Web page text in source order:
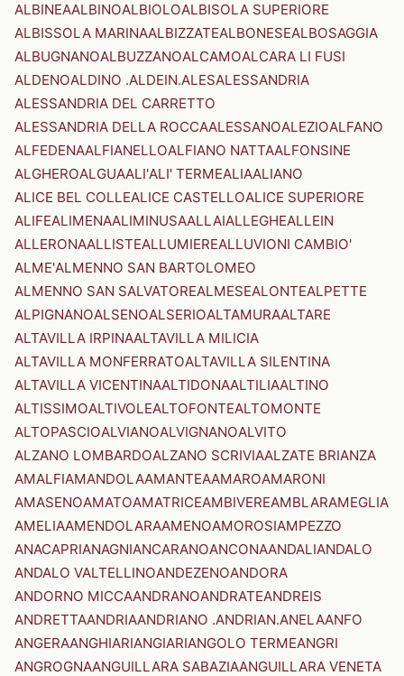
ALBINEAALBINOALBIOLOALBISOLA SUPERIORE
ALBISSOLA MARINAALBIZZATEALBONESEALBOSAGGIA
ALBUGNANOALBUZZANOALCAMOALCARA LI FUSI
ALDENOALDINO .ALDEIN.ALESALESSANDRIA
ALESSANDRIA DEL CARRETTO
ALESSANDRIA DELLA ROCCAALESSANOALEZIOALFANO
ALFEDENAALFIANELLOALFIANO NATTAALFONSINE
ALGHEROALGUAALI'ALI' TERMEALIAALIANO
ALICE BEL COLLEALICE CASTELLOALICE SUPERIORE
ALIFEALIMENAALIMINUSAALLAIALLEGHEALLEIN
ALLERONAALLISTEALLUMIEREALLUVIONI CAMBIO'
ALME'ALMENNO SAN BARTOLOMEO
ALMENNO SAN SALVATOREALMESEALONTEALPETTE
ALPIGNANOALSENOALSERIOALTAMURAALTARE
ALTAVILLA IRPINAALTAVILLA MILICIA
ALTAVILLA MONFERRATOALTAVILLA SILENTINA
ALTAVILLA VICENTINAALTIDONAALTILIAALTINO
ALTISSIMOALTIVOLEALTOFONTEALTOMONTE
ALTOPASCIOALVIANOALVIGNANOALVITO
ALZANO LOMBARDOALZANO SCRIVIAALZATE BRIANZA
AMALFIAMANDOLAAMANTEAAMAROAMARONI
AMASENOAMATOAMATRICEAMBIVEREAMBLARAMEGLIA
AMELIAAMENDOLARAAMENOAMOROSIAMPEZZO
ANACAPRIANAGNIANCARANOANCONAANDALIANDALO
ANDALO VALTELLINOANDEZENOANDORA
ANDORNO MICCAANDRANOANDRATEANDREIS
ANDRETTAANDRIAANDRIANO .ANDRIAN.ANELAANFO
ANGERAANGHIARIANGIARIANGOLO TERMEANGRI
ANGROGNAANGUILLARA SABAZIAANGUILLARA VENETA